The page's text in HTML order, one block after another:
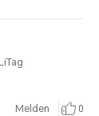
Melden 0